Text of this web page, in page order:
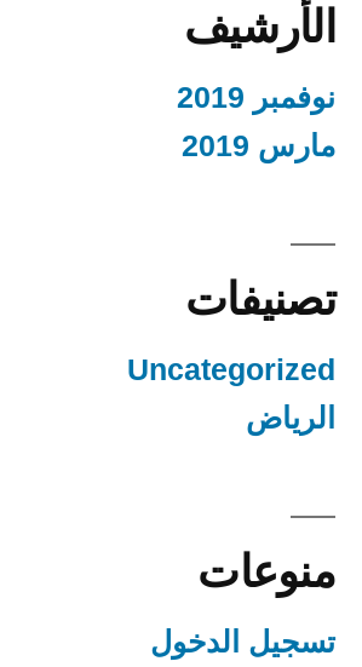
الأرشيف
نوفمبر 2019
مارس 2019
تصنيفات
Uncategorized
الرياض
منوعات
تسجيل الدخول